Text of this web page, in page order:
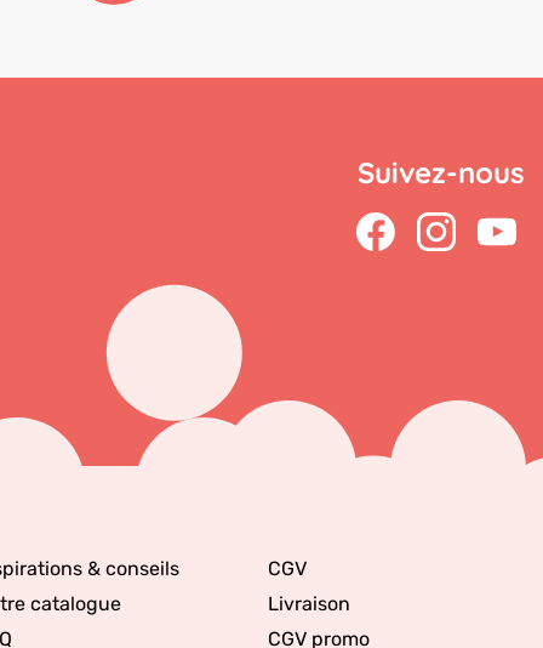
Suivez-nous
& conseils
catalogue
CGV
Livraison
CGV promo